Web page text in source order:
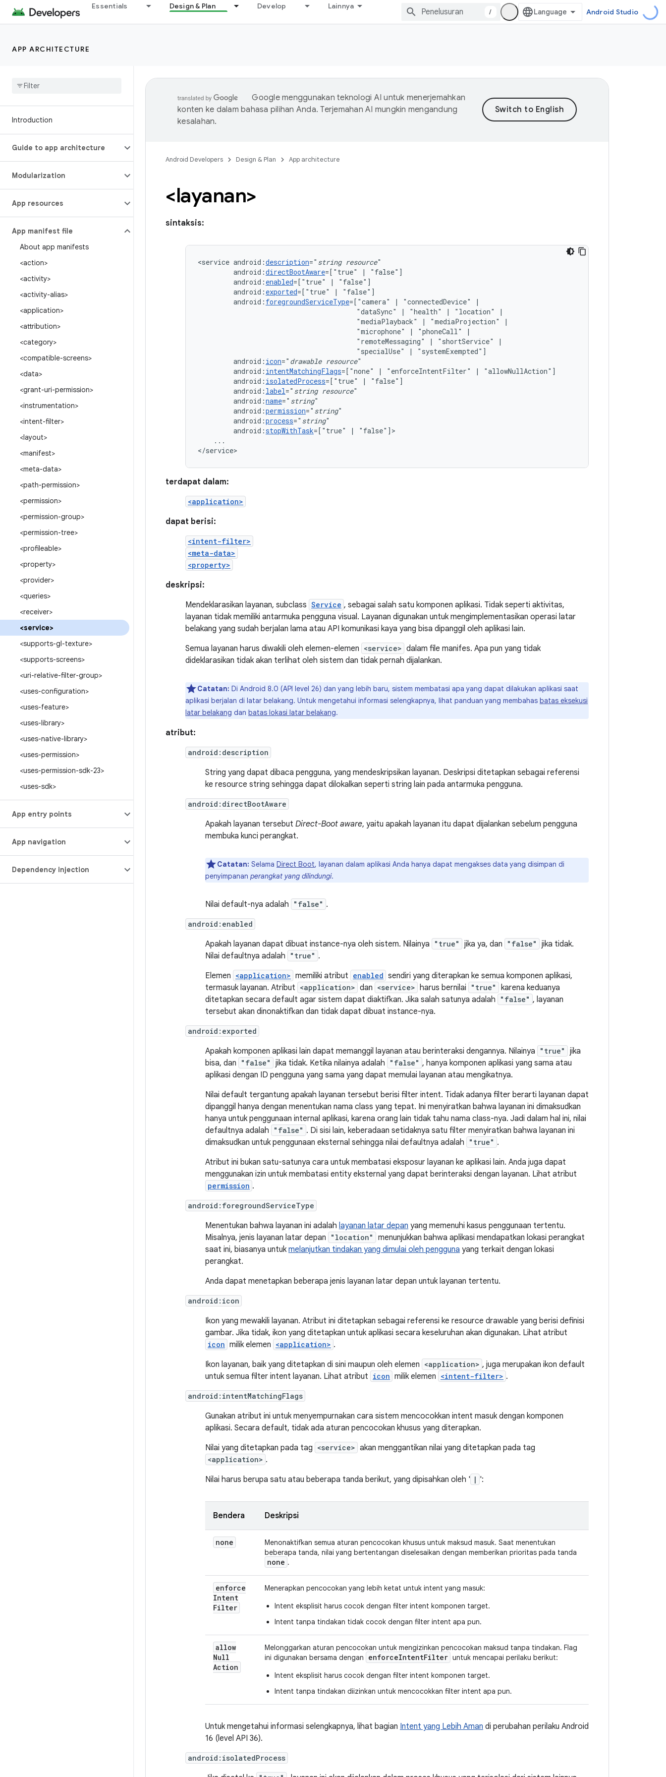
Essentials Design & Plan Develop Lainnya
/ Android Studio
APP ARCHITECTURE
Introduction
Guide to app architecture
Modularization
App resources
App manifest file
About app manifests
<action>
<activity>
<activity-alias>
<application>
<attribution>
<category>
<compatible-screens>
<data>
<grant-uri-permission>
<instrumentation>
<intent-filter>
<layout>
<manifest>
<meta-data>
<path-permission>
<permission>
<permission-group>
<permission-tree>
<profileable>
<property>
<provider>
<queries>
<receiver>
<service>
<supports-gl-texture>
<supports-screens>
<uri-relative-filter-group>
<uses-configuration>
<uses-feature>
<uses-library>
<uses-native-library>
<uses-permission>
<uses-permission-sdk-23>
<uses-sdk>
App entry points
App navigation
Dependency injection
Google menggunakan teknologi AI untuk menerjemahkan
konten ke dalam bahasa pilihan Anda. Terjemahan AI mungkin mengandung
kesalahan.
Android Developers Design & Plan App architecture
<layanan>
sintaksis:
<service android:description=" string resource
android:directBootAware=["true" |
android: enabled=["true" |
android: exported=["true" |
android: foregroundServiceType=["camera" | "connectedDevice"
"dataSync"
| "health" | "location"
"mediaPlayback"
| "mediaProjection"
"microphone"
| "phoneCall"
"remoteMessaging"
| "shortService"
"specialUse"
|
android: icon=" drawable resource
android: intentMatchingFlags=["none" | "enforceIntentFilter" |
android: isolatedProcess=["true" |
android: label=" string resource
android:name=" string
android:permission=" string
android:process=" string
android:stopWithTask=["true" |
...
</service>
terdapat dalam:
<application>
dapat berisi:
<intent-filter>
<meta-data>
<property>
deskripsi:
Mendeklarasikan layanan, subclass Service , sebagai salah satu komponen aplikasi. Tidak seperti aktivitas,
layanan tidak memiliki antarmuka pengguna visual. Layanan digunakan untuk mengimplementasikan operasi latar
belakang yang sudah berjalan lama atau API komunikasi kaya yang bisa dipanggil oleh aplikasi lain.
Semua layanan harus diwakili oleh elemen-elemen <service> dalam file manifes. Apa pun yang tidak
dideklarasikan tidak akan terlihat oleh sistem dan tidak pernah dijalankan.
Catatan: Di Android 8.0 (API level 26) dan yang lebih baru, sistem membatasi apa yang dapat dilakukan aplikasi saat
aplikasi berjalan di latar belakang. Untuk mengetahui informasi selengkapnya, lihat panduan yang membahas batas eksekusi
latar belakang dan batas lokasi latar belakang.
atribut:
android:description
String yang dapat dibaca pengguna, yang mendeskripsikan layanan. Deskripsi ditetapkan sebagai referensi
ke resource string sehingga dapat dilokalkan seperti string lain pada antarmuka pengguna.
android:directBootAware
Apakah layanan tersebut Direct-Boot aware, yaitu apakah layanan itu dapat dijalankan sebelum pengguna
membuka kunci perangkat.
Catatan: Selama Direct Boot, layanan dalam aplikasi Anda hanya dapat mengakses data yang disimpan di
penyimpanan perangkat yang dilindungi.
Nilai default-nya adalah "false" .
android:enabled
Apakah layanan dapat dibuat instance-nya oleh sistem. Nilainya "true" jika ya, dan "false"
jika tidak.
Nilai defaultnya adalah
"true" .
Elemen <application> memiliki atribut enabled sendiri yang diterapkan ke semua komponen aplikasi,
termasuk layanan. Atribut <application> dan <service> harus bernilai "true"
karena keduanya
ditetapkan secara default agar sistem dapat diaktifkan. Jika salah satunya adalah
"false" , layanan
tersebut akan dinonaktifkan dan tidak dapat dibuat instance-nya.
android:exported
Apakah komponen aplikasi lain dapat memanggil layanan atau berinteraksi dengannya. Nilainya "true"
jika
bisa, dan
"false" jika tidak. Ketika nilainya adalah "false" , hanya komponen aplikasi yang sama atau
aplikasi dengan ID pengguna yang sama yang dapat memulai layanan atau mengikatnya.
Nilai default tergantung apakah layanan tersebut berisi filter intent. Tidak adanya filter berarti layanan dapat
dipanggil hanya dengan menentukan nama class yang tepat. Ini menyiratkan bahwa layanan ini dimaksudkan
hanya untuk penggunaan internal aplikasi, karena orang lain tidak tahu nama class-nya. Jadi dalam hal ini, nilai
defaultnya adalah
"false" . Di sisi lain, keberadaan setidaknya satu filter menyiratkan bahwa layanan ini
dimaksudkan untuk penggunaan eksternal sehingga nilai defaultnya adalah
"true" .
Atribut ini bukan satu-satunya cara untuk membatasi eksposur layanan ke aplikasi lain. Anda juga dapat
menggunakan izin untuk membatasi entity eksternal yang dapat berinteraksi dengan layanan. Lihat atribut
permission .
android:foregroundServiceType
Menentukan bahwa layanan ini adalah layanan latar depan yang memenuhi kasus penggunaan tertentu.
Misalnya, jenis layanan latar depan
"location"
menunjukkan bahwa aplikasi mendapatkan lokasi perangkat
saat ini, biasanya untuk melanjutkan tindakan yang dimulai oleh pengguna yang terkait dengan lokasi
perangkat.
Anda dapat menetapkan beberapa jenis layanan latar depan untuk layanan tertentu.
android:icon
Ikon yang mewakili layanan. Atribut ini ditetapkan sebagai referensi ke resource drawable yang berisi definisi
gambar. Jika tidak, ikon yang ditetapkan untuk aplikasi secara keseluruhan akan digunakan. Lihat atribut
icon milik elemen <application> .
Ikon layanan, baik yang ditetapkan di sini maupun oleh elemen <application> , juga merupakan ikon default
untuk semua filter intent layanan. Lihat atribut icon milik elemen <intent-filter> .
android:intentMatchingFlags
Gunakan atribut ini untuk menyempurnakan cara sistem mencocokkan intent masuk dengan komponen
aplikasi. Secara default, tidak ada aturan pencocokan khusus yang diterapkan.
Nilai yang ditetapkan pada tag <service> akan menggantikan nilai yang ditetapkan pada tag
<application> .
Nilai harus berupa satu atau beberapa tanda berikut, yang dipisahkan oleh ' | ':
Bendera Deskripsi
none
Menonaktifkan semua aturan pencocokan khusus untuk maksud masuk. Saat menentukan
beberapa tanda, nilai yang bertentangan diselesaikan dengan memberikan prioritas pada tanda
none .
enforce
Intent
Filter
Menerapkan pencocokan yang lebih ketat untuk intent yang masuk:
Intent eksplisit harus cocok dengan filter intent komponen target.
Intent tanpa tindakan tidak cocok dengan filter intent apa pun.
allow
Null
Action
Melonggarkan aturan pencocokan untuk mengizinkan pencocokan maksud tanpa tindakan. Flag
ini digunakan bersama dengan
enforceIntentFilter untuk mencapai perilaku berikut:
Intent eksplisit harus cocok dengan filter intent komponen target.
Intent tanpa tindakan diizinkan untuk mencocokkan filter intent apa pun.
Untuk mengetahui informasi selengkapnya, lihat bagian Intent yang Lebih Aman di perubahan perilaku Android
16 (level API 36).
android:isolatedProcess